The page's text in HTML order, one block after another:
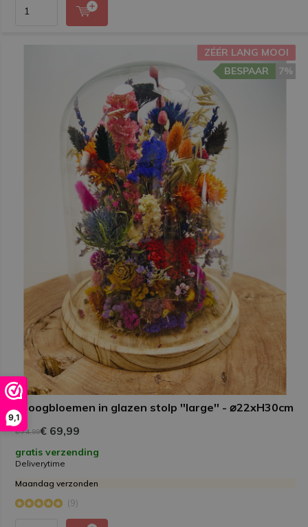
9,1
Droogbloemen in glazen stolp ''large'' - ⌀22xH30cm
ZÉÉR LANG MOOI
7%
BESPAAR
€ 74,99€ 69,99
gratis verzending
Deliverytime
Maandag verzonden
(9)